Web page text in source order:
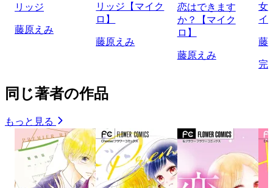
リッジ
藤原えみ
リッジ【マイク
ロ】
藤原えみ
恋はできます
か？【マイク
ロ】
藤原えみ
女
イ
藤
完
同じ著者の作品
もっと見る